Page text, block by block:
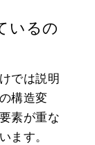
いるの
では説明
構造変
素が重な
ます。